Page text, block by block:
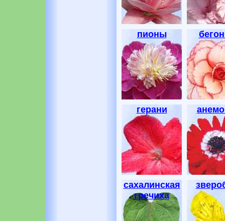
пионы
герани
сахалинская
гречиха